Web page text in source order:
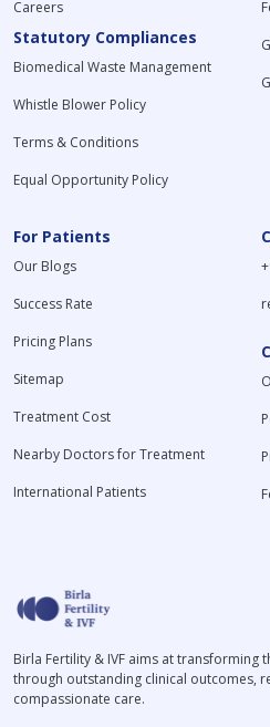
Careers
Statutory Compliances
Biomedical Waste Management
Whistle Blower Policy
Terms & Conditions
Equal Opportunity Policy
For Patients
Our Blogs
Success Rate
Pricing Plans
Sitemap
Treatment Cost
Nearby Doctors for Treatment
International Patients
Birla Fertility & IVF aims at transforming
through outstanding clinical outcomes,
compassionate care.